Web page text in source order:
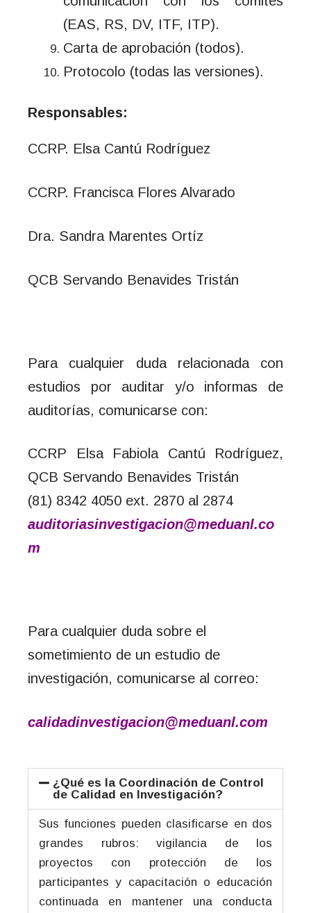
(EAS, RS, DV, ITF, ITP).
Carta de aprobación (todos).
Protocolo (todas las versiones).
Responsables:
CCRP. Elsa Cantú Rodríguez
CCRP. Francisca Flores Alvarado
Dra. Sandra Marentes Ortíz
QCB Servando Benavides Tristán
Para cualquier duda relacionada con
estudios por auditar y/o informas de
auditorías, comunicarse con:
CCRP Elsa Fabiola Cantú Rodríguez,
QCB Servando Benavides Tristán
(81) 8342 4050 ext. 2870 al 2874
auditoriasinvestigacion@meduanl.co
m
Para cualquier duda sobre el
sometimiento de un estudio de
investigación, comunicarse al correo:
calidadinvestigacion@meduanl.com
¿Qué es la Coordinación de Control
de Calidad en Investigación?
Sus funciones pueden clasificarse en dos
grandes rubros: vigilancia de los
proyectos con protección de los
participantes y capacitación o educación
continuada en mantener una conducta